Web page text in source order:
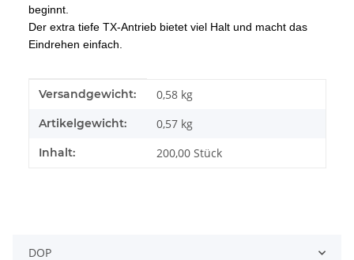
beginnt.
Der extra tiefe TX-Antrieb bietet viel Halt und macht das
Eindrehen einfach.
Produkteigenschaft
Wert
Versandgewicht: 0,58 kg
Artikelgewicht: 0,57 kg
Inhalt: 200,00 Stück
DOP